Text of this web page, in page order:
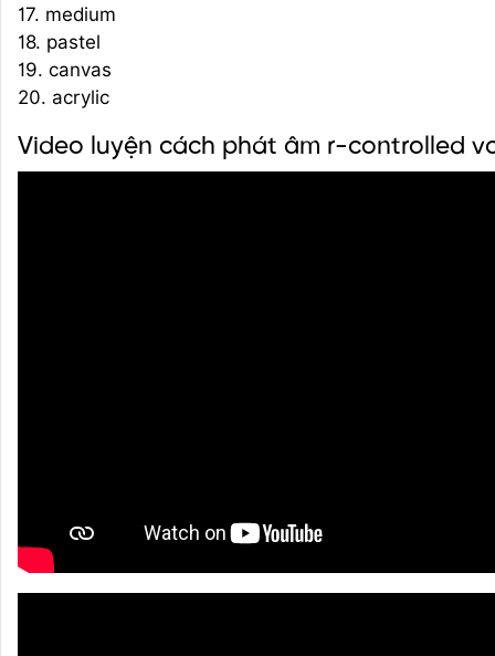
17. medium
18. pastel
19. canvas
20. acrylic
Video luyện cách phát âm r-controlled